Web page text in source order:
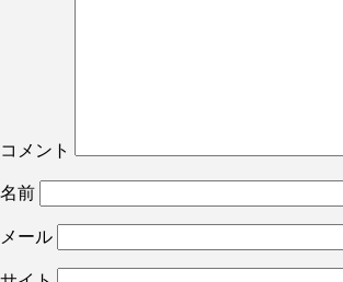
コメント
名前
メール